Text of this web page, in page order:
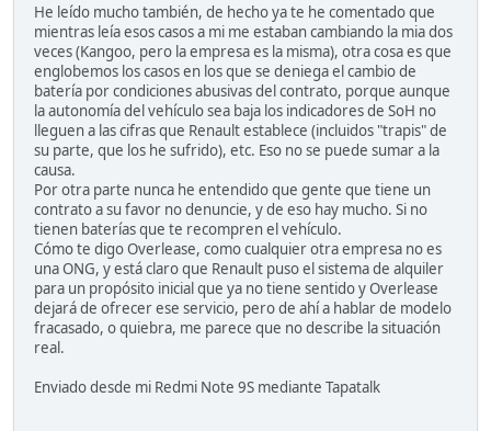
He leído mucho también, de hecho ya te he comentado que
mientras leía esos casos a mi me estaban cambiando la mia dos
veces (Kangoo, pero la empresa es la misma), otra cosa es que
englobemos los casos en los que se deniega el cambio de
batería por condiciones abusivas del contrato, porque aunque
la autonomía del vehículo sea baja los indicadores de SoH no
lleguen a las cifras que Renault establece (incluidos "trapis" de
su parte, que los he sufrido), etc. Eso no se puede sumar a la
causa.
Por otra parte nunca he entendido que gente que tiene un
contrato a su favor no denuncie, y de eso hay mucho. Si no
tienen baterías que te recompren el vehículo.
Cómo te digo Overlease, como cualquier otra empresa no es
una ONG, y está claro que Renault puso el sistema de alquiler
para un propósito inicial que ya no tiene sentido y Overlease
dejará de ofrecer ese servicio, pero de ahí a hablar de modelo
fracasado, o quiebra, me parece que no describe la situación
real.
Enviado desde mi Redmi Note 9S mediante Tapatalk